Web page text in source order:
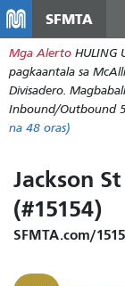
SFMTA
Mga Alerto HULING
pagkaantala sa
Divisadero.
Inbound/Outbound
na 48 oras)
Jackson
(#15154)
SFMTA.com/